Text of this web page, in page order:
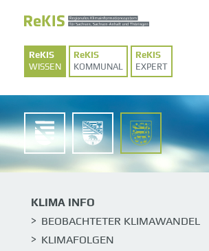
WISSEN KOMMUNAL EXPERT
SACHSENSACHSEN-
ANHALT
THÜRINGEN
KLIMA INFO
BEOBACHTETER KLIMAWANDEL
KLIMAFOLGEN